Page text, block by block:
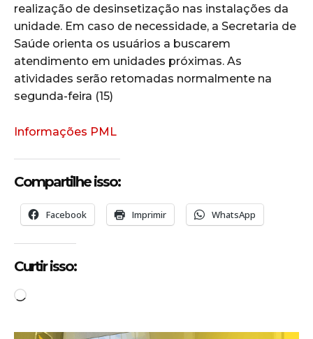
realização de desinsetização nas instalações da
unidade. Em caso de necessidade, a Secretaria de
Saúde orienta os usuários a buscarem
atendimento em unidades próximas. As
atividades serão retomadas normalmente na
segunda-feira (15)
Informações PML
Compartilhe isso:
Facebook Imprimir WhatsApp
Curtir isso:
C
r